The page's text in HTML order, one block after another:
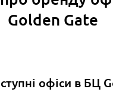
Golden Gate
офіси в БЦ